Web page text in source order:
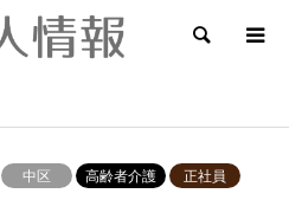
検索
中区 高齢者介護 正社員